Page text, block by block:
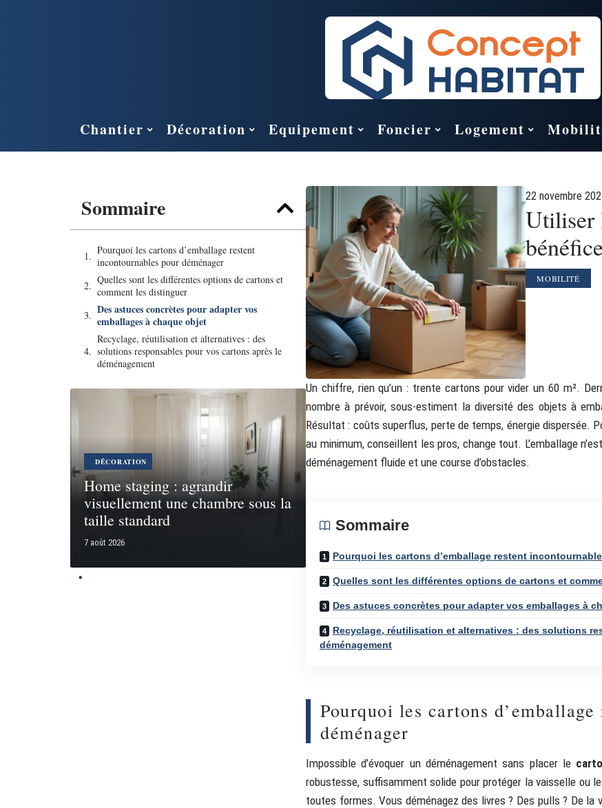
Chantier Décoration Equipement Foncier Logement
Sommaire
Pourquoi les cartons d’emballage restent
incontournables pour déménager
Quelles sont les différentes options de cartons et
comment les distinguer
Des astuces concrètes pour adapter vos
emballages à chaque objet
Recyclage, réutilisation et alternatives : des
solutions responsables pour vos cartons après le
déménagement
DÉCORATION
Home staging : agrandir
visuellement une chambre sous la
taille standard
7 août 2026
22 novembre
Utiliser
MOBILITÉ
Un chiffre, rien qu’un : trente cartons pour vider un 60 m².
nombre à prévoir, sous-estiment la diversité des objets à
Résultat : coûts superflus, perte de temps, énergie dispersée.
au minimum, conseillent les pros, change tout. L’emballage
déménagement fluide et une course d’obstacles.
Sommaire
Pourquoi les cartons d’emballage restent
Quelles sont les différentes options de cartons et
Des astuces concrètes pour adapter vos emballages à
Recyclage, réutilisation et alternatives : des solutions
déménagement
Pourquoi les cartons
déménager
Impossible d’évoquer un déménagement sans placer le
robustesse, suffisamment solide pour protéger la vaisselle ou
toutes formes. Vous déménagez des livres ? Des pulls ? De